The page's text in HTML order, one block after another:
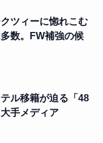
ツィーに惚れこむ
数。FW補強の候
ル移籍が迫る「48
手メディア